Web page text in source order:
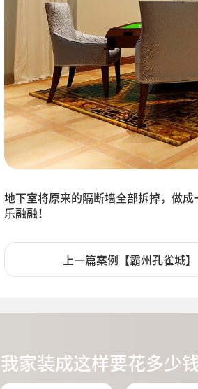
地下室将原来的隔断墙全部拆掉，做
乐融融！
上一篇案例【霸州孔雀城】
我家装成这样要花多少